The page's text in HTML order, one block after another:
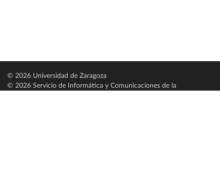
© 2026 Universidad de Zaragoza
© 2026 Servicio de Informática y Comunicaciones de la